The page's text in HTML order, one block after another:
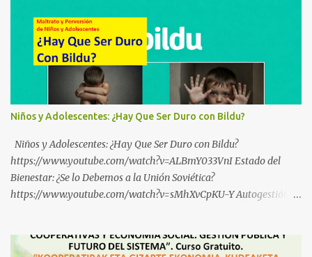
Niños y Adolescentes: ¿Hay Que Ser Duro con Bildu?
Niños y Adolescentes: ¿Hay Que Ser Duro con Bildu?
https://www.youtube.com/watch?v=ALBmY033VnI Estado del
Bienestar: ¿Se lo Debemos a la Unión Soviética?
https://www.youtube.com/watch?v=sMhXvCpKU-Y Autogestión
Industrial https://www.youtube.com/shorts/dGKjgqEvRHk